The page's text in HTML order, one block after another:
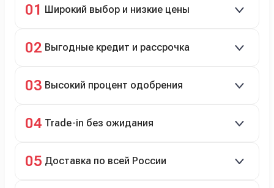
01 Широкий выбор и низкие цены
подержанные авто.
02 Выгодные кредит и рассрочка
рассрочка 0% на 2 года при первом взносе 35–50%.
03 Высокий процент одобрения
04 Trade-in без ожидания
05 Доставка по всей России